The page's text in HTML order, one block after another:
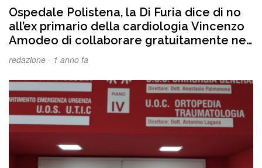
Ospedale Polistena, la Di Furia dice di no
all’ex primario della cardiologia Vincenzo
Amodeo di collaborare gratuitamente nel
formare i cardiostimolatori. In esclusiva la
redazione - 1 anno fa